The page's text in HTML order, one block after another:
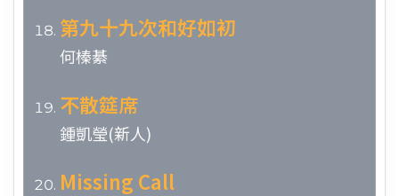
第九十九次和好如初
何榛綦
不散筵席
鍾凱瑩(新人)
Missing Call